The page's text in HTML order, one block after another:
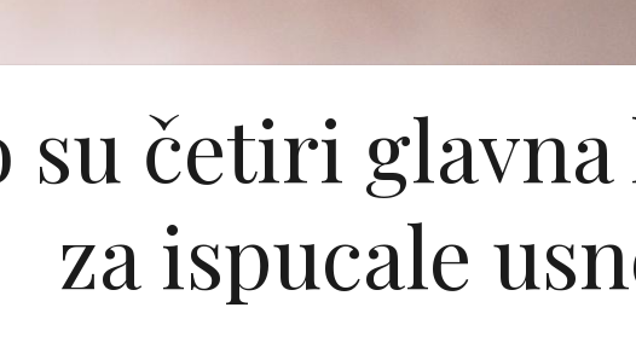
su četiri
za ispucale